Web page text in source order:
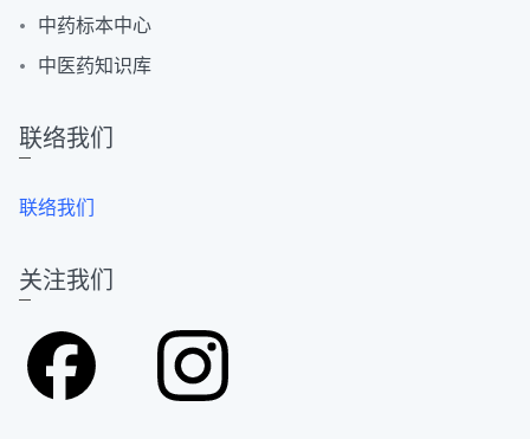
中药标本中心
中医药知识库
联络我们
联络我们
关注我们